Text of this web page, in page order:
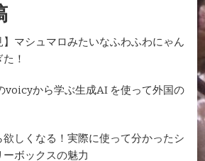
】マシュマロみたいなふわふわにゃん
！
voicyから学ぶ生成AI を使って外国の
しくなる！実際に使って分かったシ
ボックスの魅力